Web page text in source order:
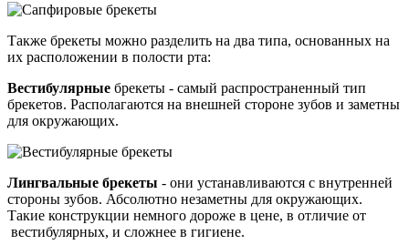
Также брекеты можно разделить на два типа, основанных на
их расположении в полости рта:
Вестибулярные брекеты - самый распространенный тип
брекетов. Располагаются на внешней стороне зубов и заметны
для окружающих.
Лингвальные брекеты - они устанавливаются с внутренней
стороны зубов. Абсолютно незаметны для окружающих.
Такие конструкции немного дороже в цене, в отличие от
вестибулярных, и сложнее в гигиене.